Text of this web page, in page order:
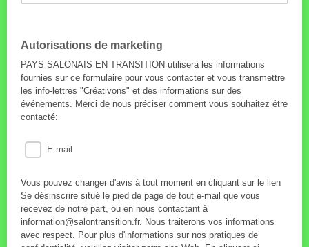
Autorisations de marketing
PAYS SALONAIS EN TRANSITION utilisera les informations
fournies sur ce formulaire pour vous contacter et vous transmettre
les info-lettres "Créativons" et des informations sur des
événements. Merci de nous préciser comment vous souhaitez être
contacté:
E-mail
Vous pouvez changer d'avis à tout moment en cliquant sur le lien
Se désinscrire situé le pied de page de tout e-mail que vous
recevez de notre part, ou en nous contactant à
information@salontransition.fr. Nous traiterons vos informations
avec respect. Pour plus d'informations sur nos pratiques de